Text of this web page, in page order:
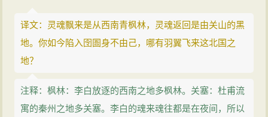
译文：灵魂飘来是从西南青枫林，灵魂返回是由关山的黑
地。你如今陷入囹圄身不由己，哪有羽翼飞来这北国之
地？
注释：枫林：李白放逐的西南之地多枫林。关塞：杜甫流
寓的秦州之地多关塞。李白的魂来魂往都是在夜间，所以